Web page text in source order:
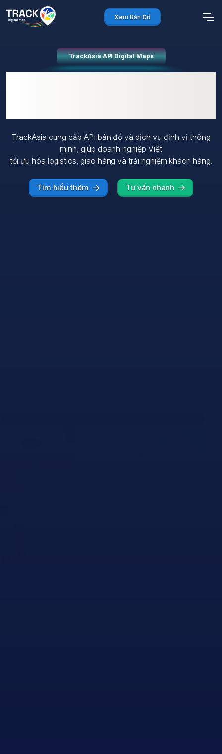
Xem Bản Đồ
TrackAsia API Digital Maps
TrackAsia cung cấp API bản đồ và dịch vụ định vị thông
minh, giúp doanh nghiệp Việt
tối ưu hóa logistics, giao hàng và trải nghiệm khách hàng.
Tìm hiểu thêm Tư vấn nhanh